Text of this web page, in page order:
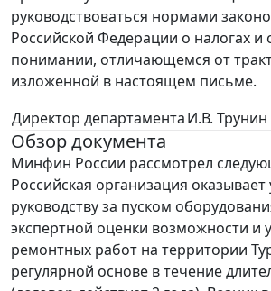
руководствоваться нормами
Российской Федерации о налогах и
понимании, отличающемся от
изложенной в настоящем письме.
Директор департаментаИ.В. Трунин
Обзор документа
Минфин России рассмотрел
Российская организация оказывает
руководству за пуском
экспертной оценки возможности и
ремонтных работ на территории
регулярной основе в течение